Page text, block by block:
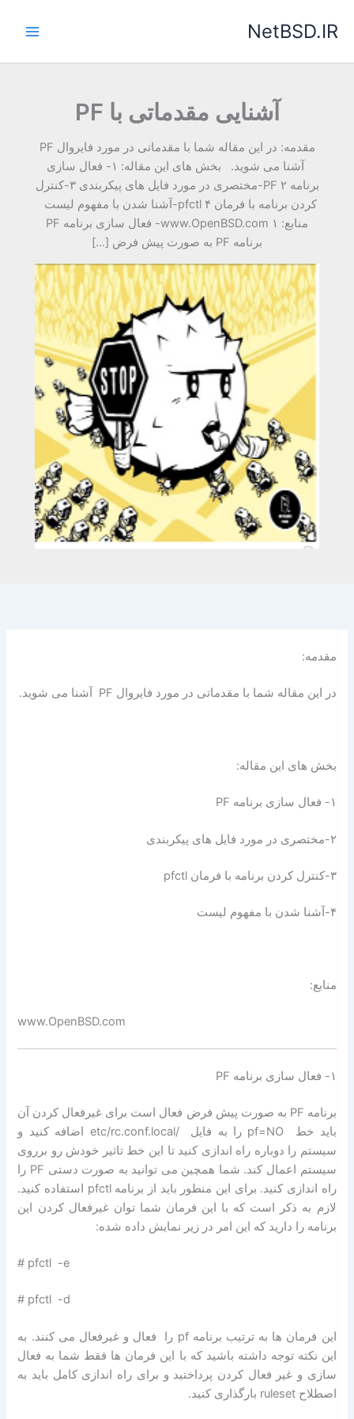
NetBSD.IR
آشنایی مقدماتی با PF
مقدمه: در این مقاله شما با مقدماتی در مورد فایروال PF
آشنا می شوید. بخش های این مقاله: ۱- فعال سازی
برنامه PF ۲-مختصری در مورد فایل های پیکربندی ۳-کنترل
کردن برنامه با فرمان pfctl ۴-آشنا شدن با مفهوم لیست
منابع: www.OpenBSD.com ۱- فعال سازی برنامه PF
برنامه PF به صورت پیش فرض […]
مقدمه:
در این مقاله شما با مقدماتی در مورد فایروال PF آشنا می شوید.
بخش های این مقاله:
۱- فعال سازی برنامه PF
۲-مختصری در مورد فایل های پیکربندی
۳-کنترل کردن برنامه با فرمان pfctl
۴-آشنا شدن با مفهوم لیست
منابع:
www.OpenBSD.com
۱- فعال سازی برنامه PF
برنامه PF به صورت پیش فرض فعال است برای غیرفعال کردن آن
باید خط pf=NO را به فایل /etc/rc.conf.local اضافه کنید و
سیستم را دوباره راه اندازی کنید تا این خط تاثیر خودش رو برروی
سیستم اعمال کند. شما همچین می توانید به صورت دستی PF را
راه اندازی کنید. برای این منطور باید از برنامه pfctl استفاده کنید.
لازم به ذکر است که با این فرمان شما توان غیرفعال کردن این
برنامه را دارید که این امر در زیر نمایش داده شده:
# pfctl -e
# pfctl -d
این فرمان ها به ترتیب برنامه pf را فعال و غیرفعال می کنند. به
این نکته توجه داشته باشید که با این فرمان ها فقط شما به فعال
سازی و غیر فعال کردن پرداختید و برای راه اندازی کامل باید به
اصطلاح ruleset بارگذاری کنید.